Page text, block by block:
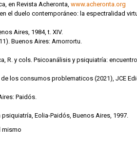
en Revista Acheronta, www.acheronta.org
el duelo contemporáneo: la espectralidad
Aires, 1984, t. XIV.
Buenos Aires: Amorrortu.
R. y cols. Psicoanálisis y psiquiatría:
los consumos problematicos (2021), JCE
Paidós.
Eolia-Paidós, Buenos Aires, 1997.
mismo